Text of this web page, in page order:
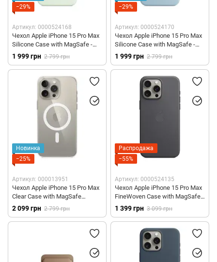
−29%
Артикул: 0000524168
Чехол Apple iPhone 15 Pro Max
Silicone Case with MagSafe -
Soft Mint (MWNQ3)
1 999 грн 2 799 грн
−29%
Артикул: 0000524170
Чехол Apple iPhone 15 Pro Max
Silicone Case with MagSafe -
Light Blue (MWNR3)
1 999 грн 2 799 грн
Новинка
−25%
Артикул: 000013951
Чехол Apple iPhone 15 Pro Max
Clear Case with MagSafe
(MT233)
2 099 грн 2 799 грн
Распродажа
−55%
Артикул: 0000524135
Чехол Apple iPhone 15 Pro Max
FineWoven Case with MagSafe -
Black (MT4V3)
1 399 грн 3 099 грн